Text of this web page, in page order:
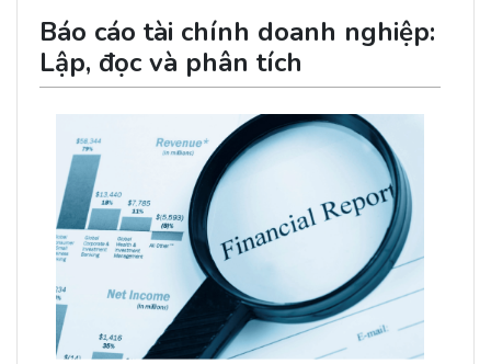
Báo cáo tài chính doanh nghiệp:
Lập, đọc và phân tích